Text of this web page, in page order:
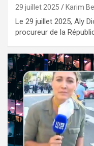
29 juillet 2025 Karim
Le 29 juillet 2025, Aly
procureur de la